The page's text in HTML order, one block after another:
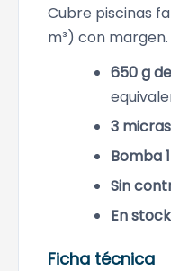
Cubre piscinas
m³) con margen.
650 g
3 micras
Bomba
Sin
En stock
Ficha técnica